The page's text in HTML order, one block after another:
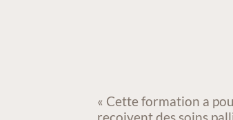
« Cette formation a
reçoivent des soins